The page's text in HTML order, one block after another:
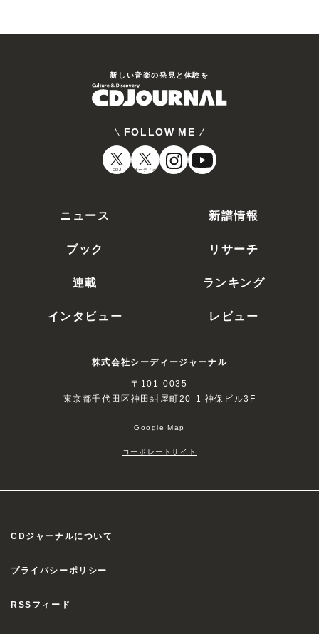
新しい⾳楽の発⾒と体験を
FOLLOW ME
CDJ オーディオ
ニュース
新譜情報
ブック
リサーチ
連載
ランキング
インタビュー
レビュー
株式会社シーディージャーナル
〒101-0035
東京都千代田区神田紺屋町20-1 神保ビル3F
Google Map
コーポレートサイト
CDジャーナルについて
プライバシーポリシー
RSSフィード